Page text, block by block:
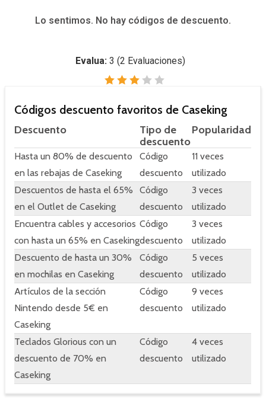
Lo sentimos. No hay códigos de descuento.
Evalua: 3 (2 Evaluaciones)
Códigos descuento favoritos de Caseking
Descuento
Tipo de
descuento
Popularidad
Hasta un 80% de descuento
en las rebajas de Caseking
Código
descuento
11 veces
utilizado
Descuentos de hasta el 65%
en el Outlet de Caseking
Código
descuento
3 veces
utilizado
Encuentra cables y accesorios
con hasta un 65% en Caseking
Código
descuento
3 veces
utilizado
Descuento de hasta un 30%
en mochilas en Caseking
Código
descuento
5 veces
utilizado
Artículos de la sección
Nintendo desde 5€ en
Caseking
Código
descuento
9 veces
utilizado
Teclados Glorious con un
descuento de 70% en
Caseking
Código
descuento
4 veces
utilizado